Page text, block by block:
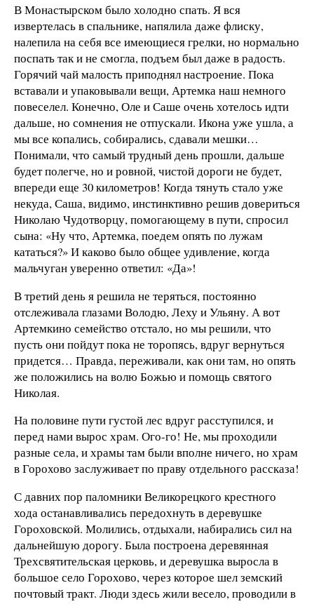
В Монастырском было холодно спать. Я вся
извертелась в спальнике, напялила даже флиску,
налепила на себя все имеющиеся грелки, но нормально
поспать так и не смогла, подъем был даже в радость.
Горячий чай малость приподнял настроение. Пока
вставали и упаковывали вещи, Артемка наш немного
повеселел. Конечно, Оле и Саше очень хотелось идти
дальше, но сомнения не отпускали. Икона уже ушла, а
мы все копались, собирались, сдавали мешки…
Понимали, что самый трудный день прошли, дальше
будет полегче, но и ровной, чистой дороги не будет,
впереди еще 30 километров! Когда тянуть стало уже
некуда, Саша, видимо, инстинктивно решив довериться
Николаю Чудотворцу, помогающему в пути, спросил
сына: «Ну что, Артемка, поедем опять по лужам
кататься?» И каково было общее удивление, когда
мальчуган уверенно ответил: «Да»!
В третий день я решила не теряться, постоянно
отслеживала глазами Володю, Леху и Ульяну. А вот
Артемкино семейство отстало, но мы решили, что
пусть они пойдут пока не торопясь, вдруг вернуться
придется… Правда, переживали, как они там, но опять
же положились на волю Божью и помощь святого
Николая.
На половине пути густой лес вдруг расступился, и
перед нами вырос храм. Ого-го! Не, мы проходили
разные села, и храмы там были вполне ничего, но храм
в Горохово заслуживает по праву отдельного рассказа!
С давних пор паломники Великорецкого крестного
хода останавливались передохнуть в деревушке
Гороховской. Молились, отдыхали, набирались сил на
дальнейшую дорогу. Была построена деревянная
Трехсвятительская церковь, и деревушка выросла в
большое село Горохово, через которое шел земский
почтовый тракт. Люди здесь жили весело, проводили в